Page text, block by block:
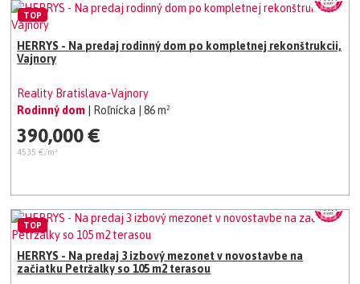
HERRYS - Na predaj rodinný dom po kompletnej rekonštrukcii,
Vajnory
Reality Bratislava-Vajnory
Rodinný dom | Roľnícka | 86 m²
390,000 €
4535 €/m²
TOP
HERRYS - Na predaj 3 izbový mezonet v novostavbe na
začiatku Petržalky so 105 m2 terasou
TOP